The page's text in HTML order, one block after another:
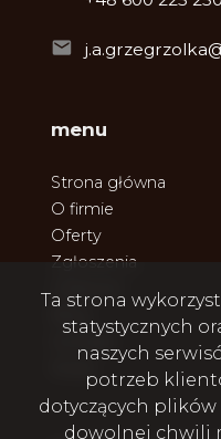
menu
Strona główna
O firmie
Oferty
Zgłoszenia
Kontakt
Ta strona
statystycznych
naszych
potrzeb
dotyczących
dowolnej chwili